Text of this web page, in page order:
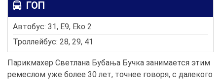
ГОП
Автобус: 31, E9, Eko 2
Троллейбус: 28, 29, 41
Парикмахер Светлана Бубања Бучка занимается этим
ремеслом уже более 30 лет, точнее говоря, с далекого